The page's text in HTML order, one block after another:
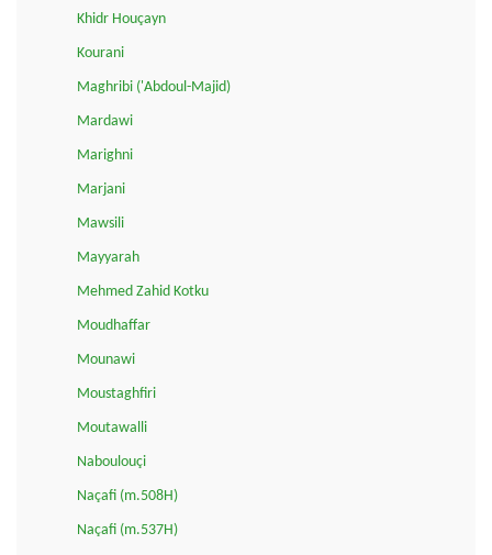
Khidr Houçayn
Kourani
Maghribi ('Abdoul-Majid)
Mardawi
Marighni
Marjani
Mawsili
Mayyarah
Mehmed Zahid Kotku
Moudhaffar
Mounawi
Moustaghfiri
Moutawalli
Naboulouçi
Naçafi (m.508H)
Naçafi (m.537H)